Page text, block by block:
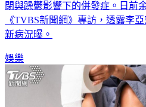
閉與躁鬱影響下的併發症。日前
《TVBS新聞網》專訪，透露李
新病況曝。
娛樂